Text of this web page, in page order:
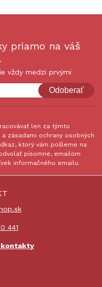
priamo na váš
vždy medzi prvými
Odoberať
len za týmto
zásadami ochrany osobných
ktorý vám pošleme na
písomne, emailom
informačného emailu.
441
kontakty